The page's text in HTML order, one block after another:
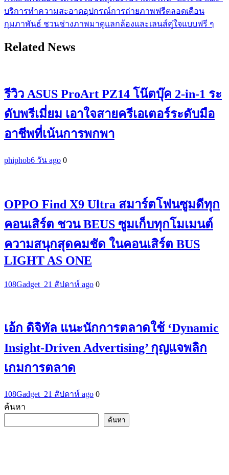
บริการทำความสะอาดอุปกรณ์การถ่ายภาพฟรีตลอดเดือน
กุมภาพันธ์ ชวนช่างภาพมาดูแลกล้องและเลนส์คู่ใจแบบฟรี ๆ
Related News
รีวิว ASUS ProArt PZ14 โน๊ตบุ๊ค 2-in-1 ระ
ดับพรีเมี่ยม เอาใจสายครีเอเตอร์ระดับมือ
อาชีพที่เน้นการพกพา
phiphob6 วัน ago 0
OPPO Find X9 Ultra สมาร์ตโฟนซูมดีทุก
คอนเสิร์ต ชวน BEUS ซูมเก็บทุกโมเมนต์
ความสนุกสุดคมชัด ในคอนเสิร์ต BUS
LIGHT AS ONE
108Gadget_21 สัปดาห์ ago 0
เอ้ก ดิจิทัล แนะนักการตลาดใช้ ‘Dynamic
Insight-Driven Advertising’ กุญแจพลิก
เกมการตลาด
108Gadget_21 สัปดาห์ ago 0
ค้นหา
ค้นหา